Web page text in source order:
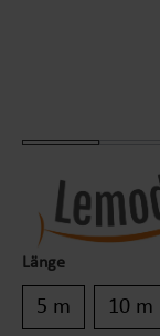
Länge
5 m 10 m